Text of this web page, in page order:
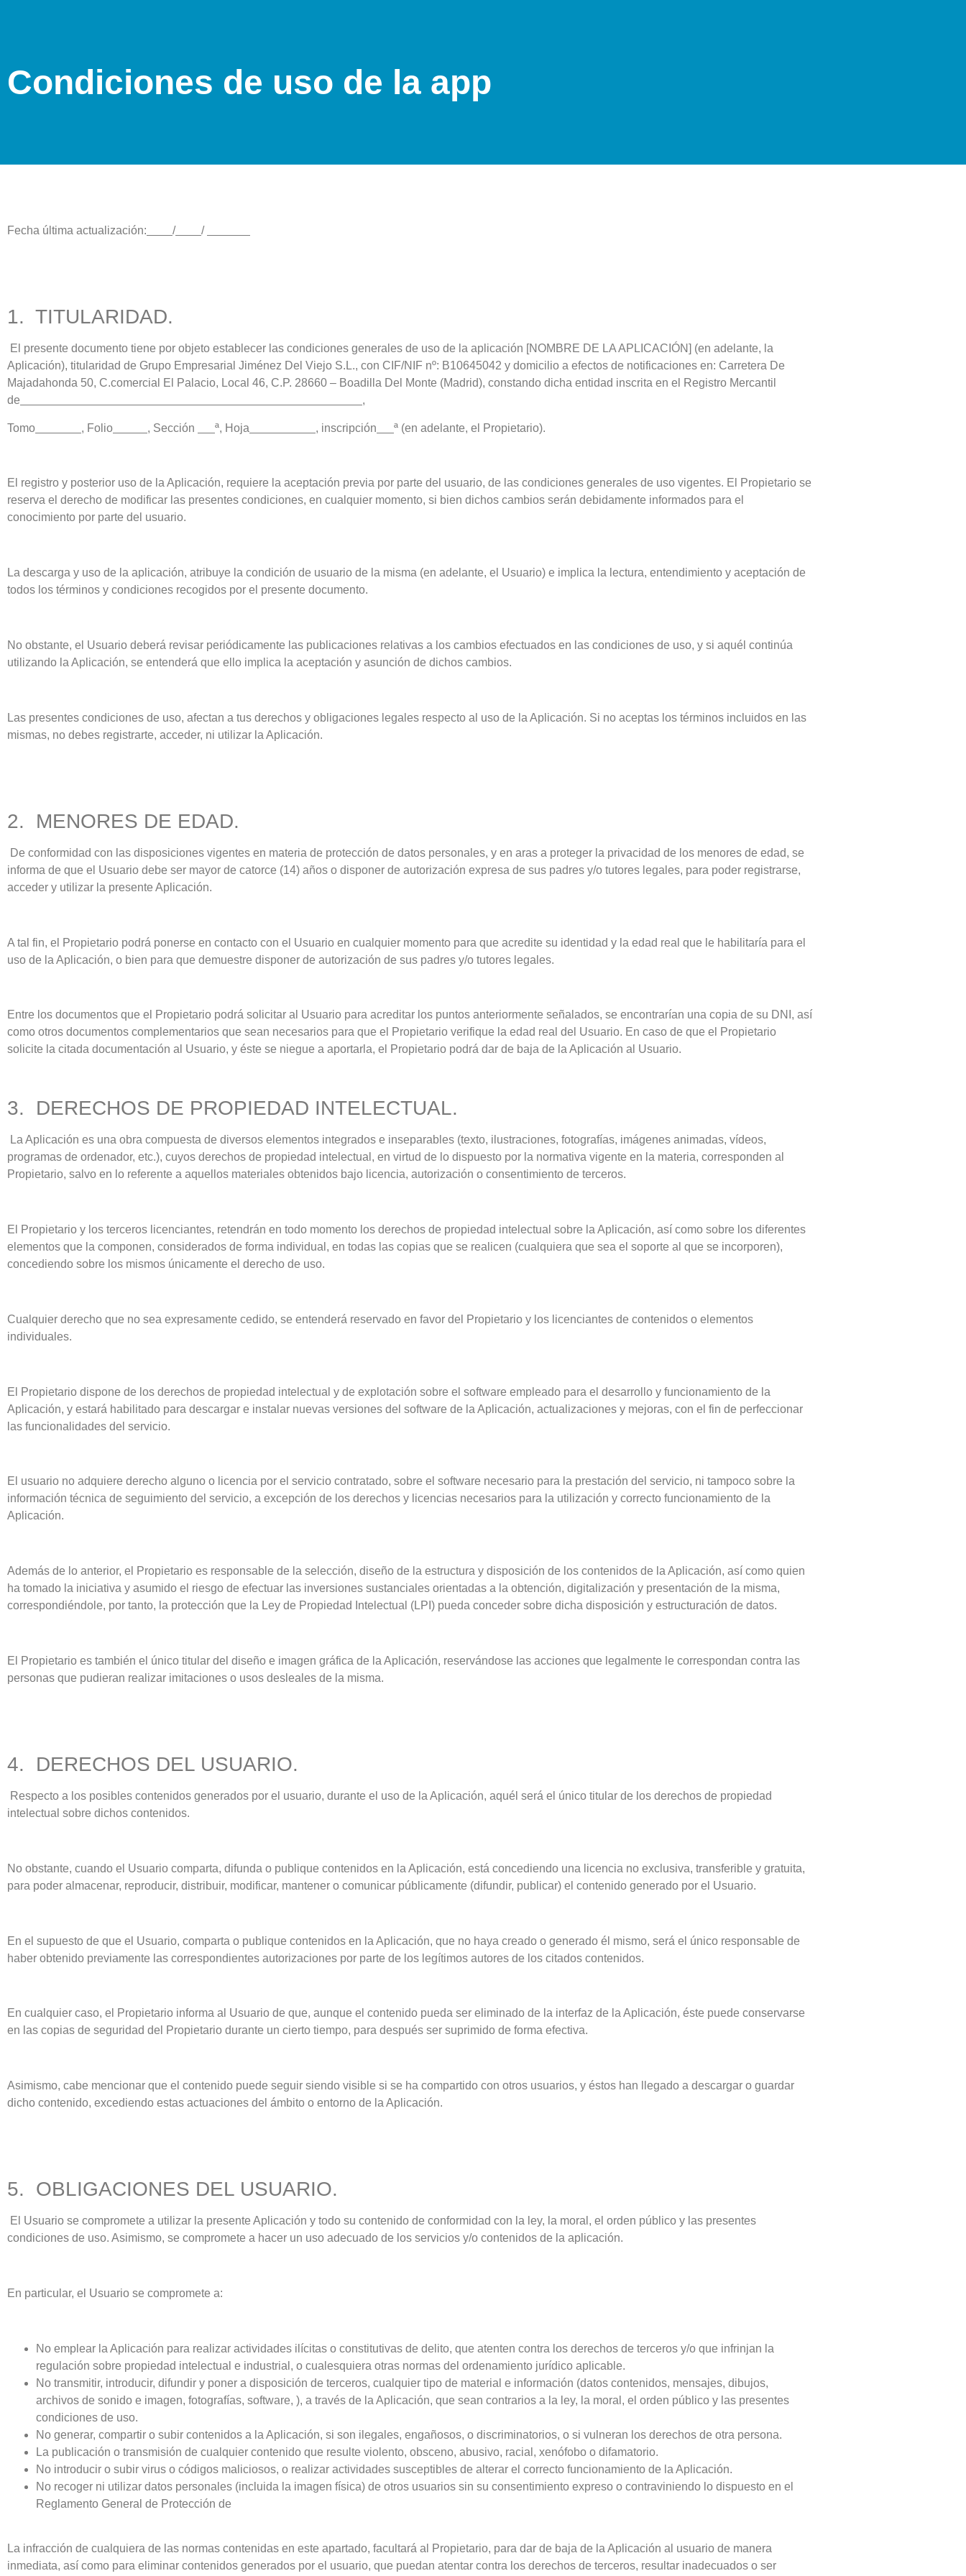
Condiciones de uso de la app
Fecha última actualización: / /
1. TITULARIDAD.
El presente documento tiene por objeto establecer las condiciones generales de uso de la aplicación [NOMBRE DE LA APLICACIÓN] (en adelante, la
Aplicación), titularidad de Grupo Empresarial Jiménez Del Viejo S.L., con CIF/NIF nº: B10645042 y domicilio a efectos de notificaciones en: Carretera De
Majadahonda 50, C.comercial El Palacio, Local 46, C.P. 28660 – Boadilla Del Monte (Madrid), constando dicha entidad inscrita en el Registro Mercantil
de
,
Tomo , Folio , Sección ª, Hoja , inscripción ª (en adelante, el Propietario).
El registro y posterior uso de la Aplicación, requiere la aceptación previa por parte del usuario, de las condiciones generales de uso vigentes. El Propietario se
reserva el derecho de modificar las presentes condiciones, en cualquier momento, si bien dichos cambios serán debidamente informados para el
conocimiento por parte del usuario.
La descarga y uso de la aplicación, atribuye la condición de usuario de la misma (en adelante, el Usuario) e implica la lectura, entendimiento y aceptación de
todos los términos y condiciones recogidos por el presente documento.
No obstante, el Usuario deberá revisar periódicamente las publicaciones relativas a los cambios efectuados en las condiciones de uso, y si aquél continúa
utilizando la Aplicación, se entenderá que ello implica la aceptación y asunción de dichos cambios.
Las presentes condiciones de uso, afectan a tus derechos y obligaciones legales respecto al uso de la Aplicación. Si no aceptas los términos incluidos en las
mismas, no debes registrarte, acceder, ni utilizar la Aplicación.
2. MENORES DE EDAD.
De conformidad con las disposiciones vigentes en materia de protección de datos personales, y en aras a proteger la privacidad de los menores de edad, se
informa de que el Usuario debe ser mayor de catorce (14) años o disponer de autorización expresa de sus padres y/o tutores legales, para poder registrarse,
acceder y utilizar la presente Aplicación.
A tal fin, el Propietario podrá ponerse en contacto con el Usuario en cualquier momento para que acredite su identidad y la edad real que le habilitaría para el
uso de la Aplicación, o bien para que demuestre disponer de autorización de sus padres y/o tutores legales.
Entre los documentos que el Propietario podrá solicitar al Usuario para acreditar los puntos anteriormente señalados, se encontrarían una copia de su DNI, así
como otros documentos complementarios que sean necesarios para que el Propietario verifique la edad real del Usuario. En caso de que el Propietario
solicite la citada documentación al Usuario, y éste se niegue a aportarla, el Propietario podrá dar de baja de la Aplicación al Usuario.
3. DERECHOS DE PROPIEDAD INTELECTUAL.
La Aplicación es una obra compuesta de diversos elementos integrados e inseparables (texto, ilustraciones, fotografías, imágenes animadas, vídeos,
programas de ordenador, etc.), cuyos derechos de propiedad intelectual, en virtud de lo dispuesto por la normativa vigente en la materia, corresponden al
Propietario, salvo en lo referente a aquellos materiales obtenidos bajo licencia, autorización o consentimiento de terceros.
El Propietario y los terceros licenciantes, retendrán en todo momento los derechos de propiedad intelectual sobre la Aplicación, así como sobre los diferentes
elementos que la componen, considerados de forma individual, en todas las copias que se realicen (cualquiera que sea el soporte al que se incorporen),
concediendo sobre los mismos únicamente el derecho de uso.
Cualquier derecho que no sea expresamente cedido, se entenderá reservado en favor del Propietario y los licenciantes de contenidos o elementos
individuales.
El Propietario dispone de los derechos de propiedad intelectual y de explotación sobre el software empleado para el desarrollo y funcionamiento de la
Aplicación, y estará habilitado para descargar e instalar nuevas versiones del software de la Aplicación, actualizaciones y mejoras, con el fin de perfeccionar
las funcionalidades del servicio.
El usuario no adquiere derecho alguno o licencia por el servicio contratado, sobre el software necesario para la prestación del servicio, ni tampoco sobre la
información técnica de seguimiento del servicio, a excepción de los derechos y licencias necesarios para la utilización y correcto funcionamiento de la
Aplicación.
Además de lo anterior, el Propietario es responsable de la selección, diseño de la estructura y disposición de los contenidos de la Aplicación, así como quien
ha tomado la iniciativa y asumido el riesgo de efectuar las inversiones sustanciales orientadas a la obtención, digitalización y presentación de la misma,
correspondiéndole, por tanto, la protección que la Ley de Propiedad Intelectual (LPI) pueda conceder sobre dicha disposición y estructuración de datos.
El Propietario es también el único titular del diseño e imagen gráfica de la Aplicación, reservándose las acciones que legalmente le correspondan contra las
personas que pudieran realizar imitaciones o usos desleales de la misma.
4. DERECHOS DEL USUARIO.
Respecto a los posibles contenidos generados por el usuario, durante el uso de la Aplicación, aquél será el único titular de los derechos de propiedad
intelectual sobre dichos contenidos.
No obstante, cuando el Usuario comparta, difunda o publique contenidos en la Aplicación, está concediendo una licencia no exclusiva, transferible y gratuita,
para poder almacenar, reproducir, distribuir, modificar, mantener o comunicar públicamente (difundir, publicar) el contenido generado por el Usuario.
En el supuesto de que el Usuario, comparta o publique contenidos en la Aplicación, que no haya creado o generado él mismo, será el único responsable de
haber obtenido previamente las correspondientes autorizaciones por parte de los legítimos autores de los citados contenidos.
En cualquier caso, el Propietario informa al Usuario de que, aunque el contenido pueda ser eliminado de la interfaz de la Aplicación, éste puede conservarse
en las copias de seguridad del Propietario durante un cierto tiempo, para después ser suprimido de forma efectiva.
Asimismo, cabe mencionar que el contenido puede seguir siendo visible si se ha compartido con otros usuarios, y éstos han llegado a descargar o guardar
dicho contenido, excediendo estas actuaciones del ámbito o entorno de la Aplicación.
5. OBLIGACIONES DEL USUARIO.
El Usuario se compromete a utilizar la presente Aplicación y todo su contenido de conformidad con la ley, la moral, el orden público y las presentes
condiciones de uso. Asimismo, se compromete a hacer un uso adecuado de los servicios y/o contenidos de la aplicación.
En particular, el Usuario se compromete a:
No emplear la Aplicación para realizar actividades ilícitas o constitutivas de delito, que atenten contra los derechos de terceros y/o que infrinjan la
regulación sobre propiedad intelectual e industrial, o cualesquiera otras normas del ordenamiento jurídico aplicable.
No transmitir, introducir, difundir y poner a disposición de terceros, cualquier tipo de material e información (datos contenidos, mensajes, dibujos,
archivos de sonido e imagen, fotografías, software, ), a través de la Aplicación, que sean contrarios a la ley, la moral, el orden público y las presentes
condiciones de uso.
No generar, compartir o subir contenidos a la Aplicación, si son ilegales, engañosos, o discriminatorios, o si vulneran los derechos de otra persona.
La publicación o transmisión de cualquier contenido que resulte violento, obsceno, abusivo, racial, xenófobo o difamatorio.
No introducir o subir virus o códigos maliciosos, o realizar actividades susceptibles de alterar el correcto funcionamiento de la Aplicación.
No recoger ni utilizar datos personales (incluida la imagen física) de otros usuarios sin su consentimiento expreso o contraviniendo lo dispuesto en el
Reglamento General de Protección de
La infracción de cualquiera de las normas contenidas en este apartado, facultará al Propietario, para dar de baja de la Aplicación al usuario de manera
inmediata, así como para eliminar contenidos generados por el usuario, que puedan atentar contra los derechos de terceros, resultar inadecuados o ser